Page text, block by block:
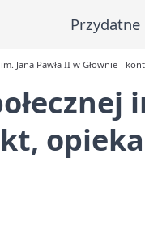
Przydatne
im. Jana Pawła II w Głownie -